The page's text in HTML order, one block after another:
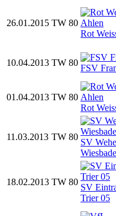
26.01.2015 TW 80
Rot
10.04.2013 TW 80
FSV
01.04.2013 TW 80
Rot
11.03.2013 TW 80
SV
18.02.2013 TW 80
SV
Trier 05